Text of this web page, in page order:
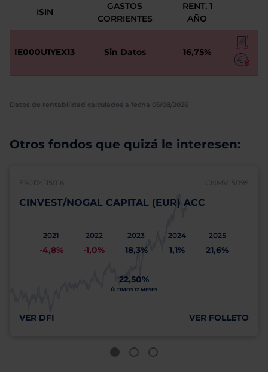
ISIN
GASTOS
CORRIENTES
RENT. 1
AÑO
IE000U1YEX13 Sin Datos 16,75%
Datos de rentabilidad calculados a fecha 05/08/2026
Otros fondos que quizá le interesen:
ES0174115016 CNMV: 5095
CINVEST/NOGAL CAPITAL (EUR) ACC
2021
-4,8%
2022
-1,0%
2023
18,3%
2024
1,1%
2025
21,6%
22,50%
ÚLTIMOS 12 MESES
VER DFI VER FOLLETO